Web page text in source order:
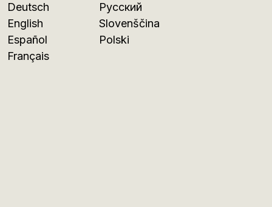
Deutsch
English
Español
Français
Русский
Slovenščina
Polski